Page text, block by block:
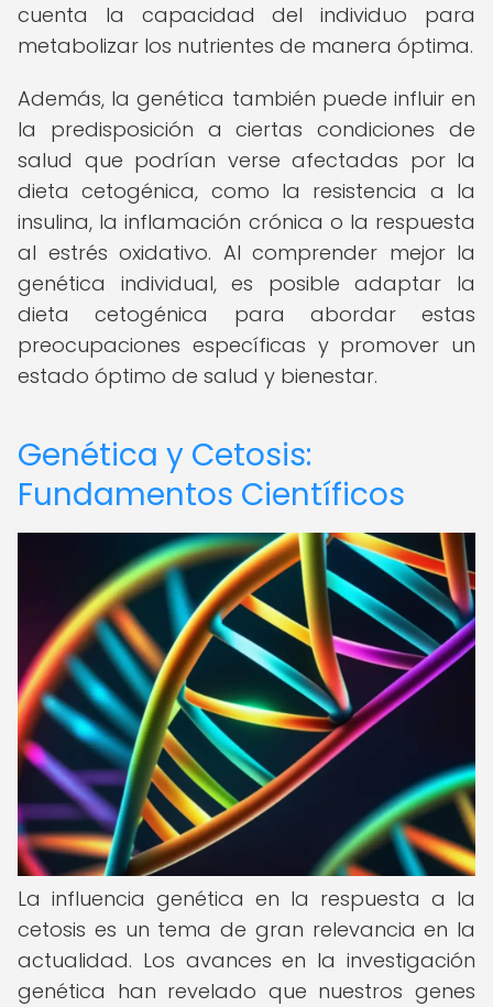
cuenta la capacidad del individuo para
metabolizar los nutrientes de manera óptima.
Además, la genética también puede influir en
la predisposición a ciertas condiciones de
salud que podrían verse afectadas por la
dieta cetogénica, como la resistencia a la
insulina, la inflamación crónica o la respuesta
al estrés oxidativo. Al comprender mejor la
genética individual, es posible adaptar la
dieta cetogénica para abordar estas
preocupaciones específicas y promover un
estado óptimo de salud y bienestar.
Genética y Cetosis:
Fundamentos Científicos
La influencia genética en la respuesta a la
cetosis es un tema de gran relevancia en la
actualidad. Los avances en la investigación
genética han revelado que nuestros genes